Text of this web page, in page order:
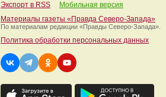
Экспорт в RSS
Мобильная версия
Материалы газеты «Правда Северо-Запада»
По материалам редакции «Правды Северо-Запада».
Политика обработки персональных данных